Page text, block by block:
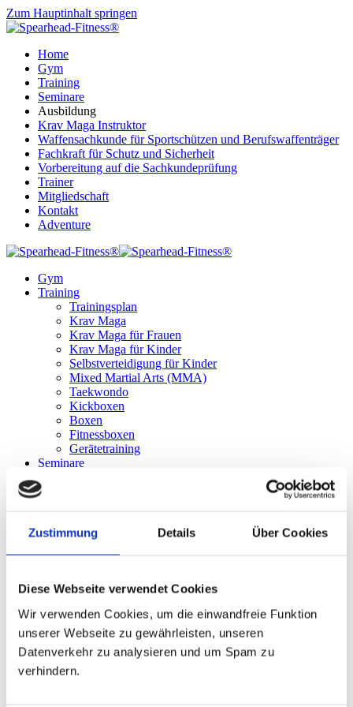
Zustimmung Details Über Cookies
Diese Webseite verwendet Cookies
Wir verwenden Cookies, um die einwandfreie Funktion
unserer Webseite zu gewährleisten, unseren
Datenverkehr zu analysieren und um Spam zu
verhindern.
Zum Hauptinhalt springen
Home
Gym
Training
Seminare
Ausbildung
Krav Maga Instruktor
Waffensachkunde für Sportschützen und Berufswaffenträger
Fachkraft für Schutz und Sicherheit
Vorbereitung auf die Sachkundeprüfung
Trainer
Mitgliedschaft
Kontakt
Adventure
Gym
Training
Trainingsplan
Krav Maga
Krav Maga für Frauen
Krav Maga für Kinder
Selbstverteidigung für Kinder
Mixed Martial Arts (MMA)
Taekwondo
Kickboxen
Boxen
Fitnessboxen
Gerätetraining
Seminare
Vorbereitung auf die Sachkundeprüfung
Adventure
Ausbildung
Fachkraft für Schutz und